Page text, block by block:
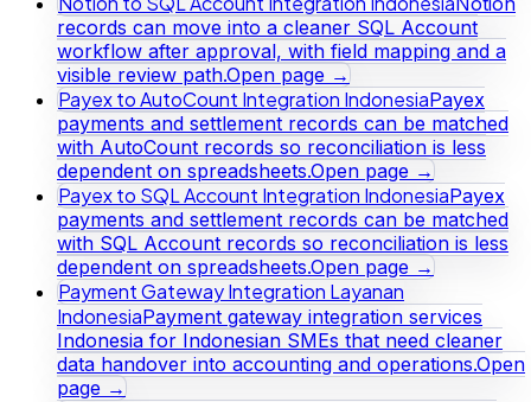
records can move into a cleaner SQL Account
workflow after approval, with field mapping and a
visible review path.Open page →
Payex to AutoCount Integration IndonesiaPayex
payments and settlement records can be matched
with AutoCount records so reconciliation is less
dependent on spreadsheets.Open page →
Payex to SQL Account Integration IndonesiaPayex
payments and settlement records can be matched
with SQL Account records so reconciliation is less
dependent on spreadsheets.Open page →
Payment Gateway Integration Layanan
IndonesiaPayment gateway integration services
Indonesia for Indonesian SMEs that need cleaner
data handover into accounting and operations.Open
page →